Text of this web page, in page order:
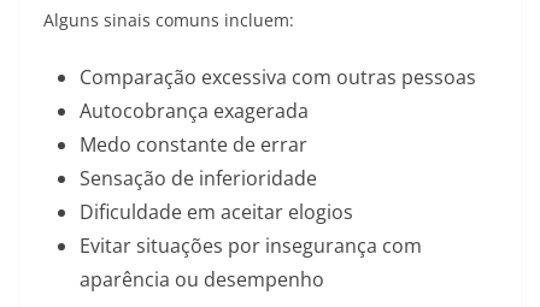
Alguns sinais comuns incluem:
Comparação excessiva com outras pessoas
Autocobrança exagerada
Medo constante de errar
Sensação de inferioridade
Dificuldade em aceitar elogios
Evitar situações por insegurança com
aparência ou desempenho